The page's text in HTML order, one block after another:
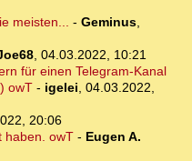
meisten... - Geminus,
, 04.03.2022, 10:21
für einen Telegram-Kanal
owT - igelei, 04.03.2022,
20:06
haben. owT- Eugen A.